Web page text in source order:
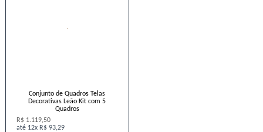
Conjunto de Quadros Telas
Decorativas Leão Kit com 5
Quadros
R$ 1.119,50
12x R$ 93,29